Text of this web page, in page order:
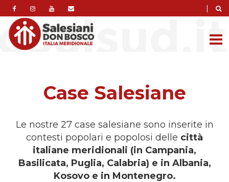
|
Case Salesiane
Le nostre 27 case salesiane sono inserite in
contesti popolari e popolosi delle città
italiane meridionali (in Campania,
Basilicata, Puglia, Calabria) e in Albania,
Kosovo e in Montenegro.